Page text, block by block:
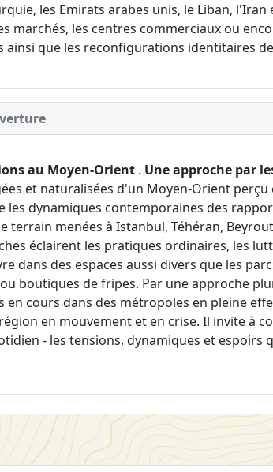
les Emirats arabes unis, le Liban, l'Iran
marchés, les centres commerciaux ou
ainsi que les reconfigurations identitaires
au Moyen-Orient . Une approche par
et naturalisées d'un Moyen-Orient
les dynamiques contemporaines des
terrain menées à Istanbul, Téhéran,
éclairent les pratiques ordinaires, les
dans des espaces aussi divers que les
boutiques de fripes. Par une approche
cours dans des métropoles en pleine
en mouvement et en crise. Il invite à
- les tensions, dynamiques et espoirs